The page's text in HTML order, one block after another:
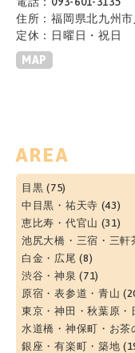
住所：福岡県北九州
定休：日曜日・祝日
MAP
AREA
目黒 (75)
中目黒・祐天寺 (43)
恵比寿・代官山 (31)
池尻大橋・三宿・三軒
白金・広尾 (8)
渋谷・神泉 (71)
原宿・表参道・青山
東京・神田・秋葉原・
水道橋・神保町・お茶
銀座・有楽町・築地